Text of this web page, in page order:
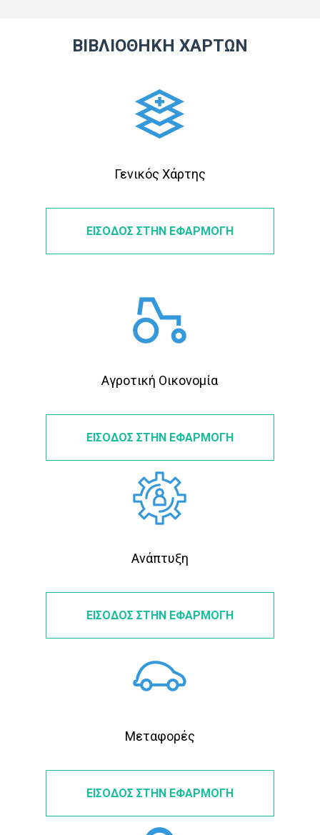
ΒΙΒΛΙΟΘΗΚΗ ΧΑΡΤΩΝ
Γενικός Χάρτης
ΕΙΣΟΔΟΣ ΣΤΗΝ ΕΦΑΡΜΟΓΗ
Αγροτική Οικονομία
ΕΙΣΟΔΟΣ ΣΤΗΝ ΕΦΑΡΜΟΓΗ
Ανάπτυξη
ΕΙΣΟΔΟΣ ΣΤΗΝ ΕΦΑΡΜΟΓΗ
Μεταφορές
ΕΙΣΟΔΟΣ ΣΤΗΝ ΕΦΑΡΜΟΓΗ